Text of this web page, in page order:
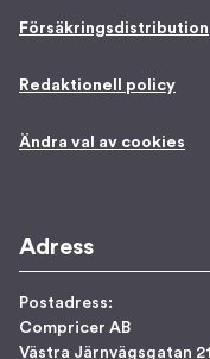
Försäkringsdistribution
Redaktionell policy
Ändra val av cookies
Adress
Postadress:
Compricer AB
Västra Järnvägsgatan 21